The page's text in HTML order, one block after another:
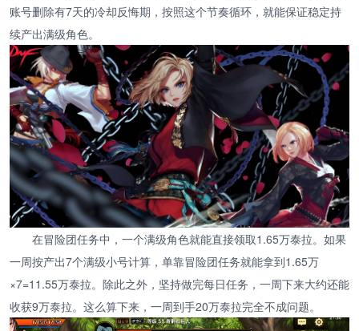
账号删除有7天的冷却反悔期，按照这个节奏循环，就能保证稳定持
续产出满级角色。
在冒险团任务中，一个满级角色就能直接领取1.65万泰拉。如果
一周按产出7个满级小号计算，单靠冒险团任务就能拿到1.65万
×7=11.55万泰拉。除此之外，坚持做完每日任务，一周下来大约还能
收获9万泰拉。这么算下来，一周到手20万泰拉完全不成问题。